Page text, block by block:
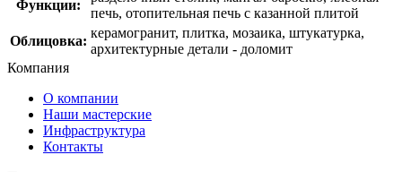
Функции:
печь, отопительная печь с казанной плитой
Облицовка:
керамогранит, плитка, мозаика, штукатурка,
архитектурные детали - доломит
Компания
О компании
Наши мастерские
Инфраструктура
Контакты